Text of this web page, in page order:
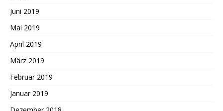
Juni 2019
Mai 2019
April 2019
März 2019
Februar 2019
Januar 2019